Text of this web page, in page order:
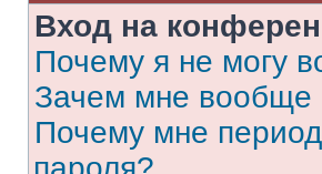
Вход на
Почему я не могу
Зачем мне вообще
Почему мне